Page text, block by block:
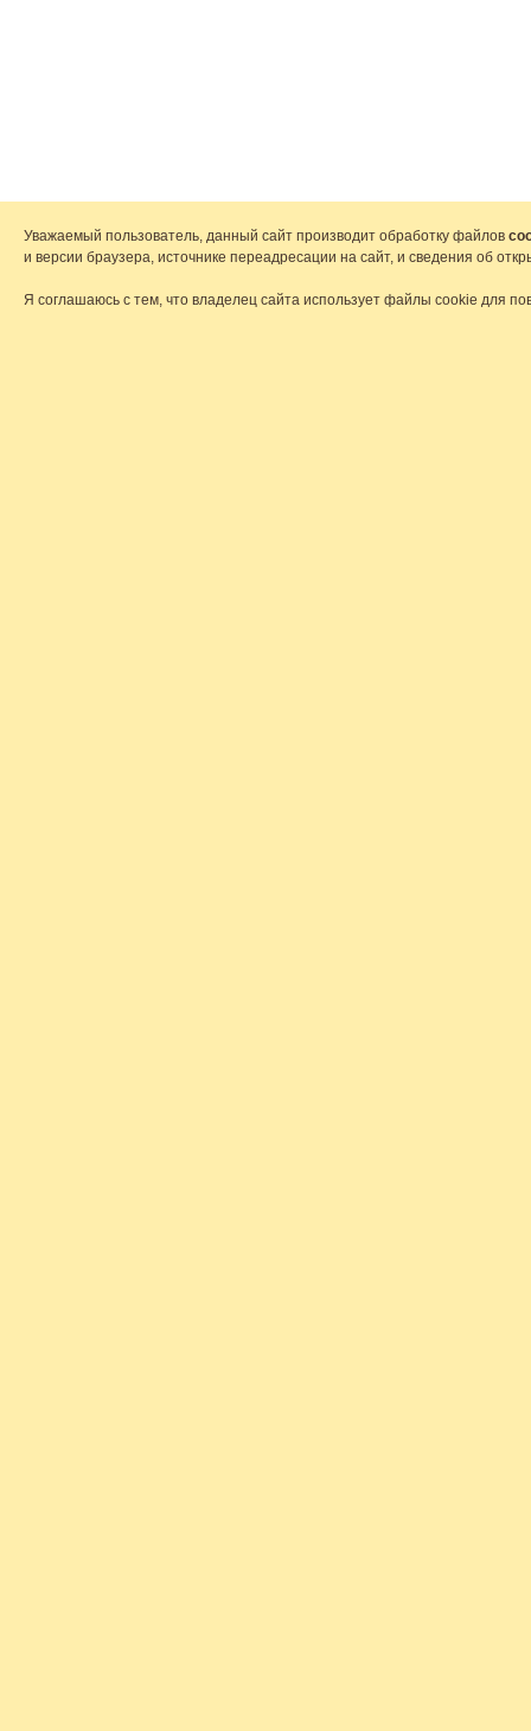
Уважаемый пользователь, данный сайт производит обработку файлов
и версии браузера, источнике переадресации на сайт, и сведения об
Я соглашаюсь с тем, что владелец сайта использует файлы cookie для